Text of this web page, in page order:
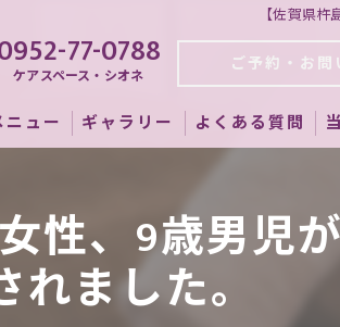
【佐賀県
77-0788
ケアスペース・シオネ
ご予約・お問
ニュー ギャラリー よくある質問
性、9歳男児
れました。